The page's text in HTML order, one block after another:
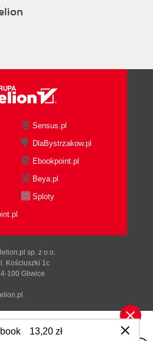
13,20 zł
Sensus.pl
DlaBystrzakow.pl
Ebookpoint.pl
Beya.pl
Sploty
sp. z o.o.
Kościuszki 1c
100 Gliwice